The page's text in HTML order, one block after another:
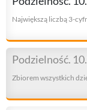
Największą liczbą 3-
Podzielność.
Zbiorem wszystkich